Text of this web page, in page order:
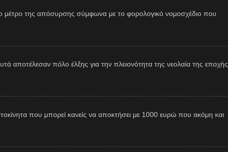
μέτρο της απόσυρσης σύμφωνα με το φορολογικό νομοσχέδιο που
πόλο έλξης για την πλειονότητα της νεολαία της εποχής.
που μπορεί κανείς να αποκτήσει με 1000 ευρώ που ακόμη και